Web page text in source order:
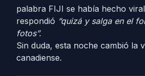
palabra FIJI se había hecho
respondió “quizá y salga en el
fotos”.
Sin duda, esta noche cambió la
canadiense.